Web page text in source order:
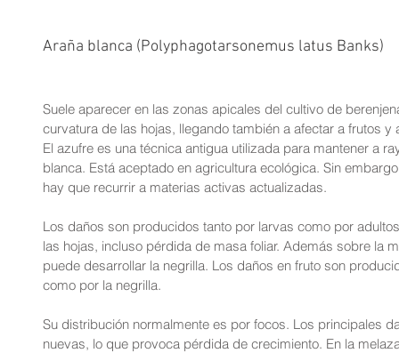
Araña blanca (Polyphagotarsonemus latus Banks)
Suele aparecer en las zonas apicales del cultivo de
curvatura de las hojas, llegando también a afectar a frutos y
El azufre es una técnica antigua utilizada para mantener a
blanca. Está aceptado en agricultura ecológica. Sin
hay que recurrir a materias activas actualizadas.
Los daños son producidos tanto por larvas como por
las hojas, incluso pérdida de masa foliar. Además sobre la
puede desarrollar la negrilla. Los daños en fruto son
como por la negrilla.
Su distribución normalmente es por focos. Los principales
nuevas, lo que provoca pérdida de crecimiento. En la